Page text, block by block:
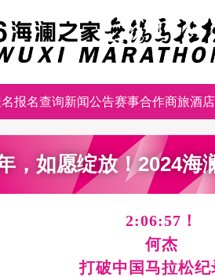
报名查询新闻公告赛事合作商旅酒店
，如愿绽放！2024海
2:06:57！
何杰
打破中国马拉松纪